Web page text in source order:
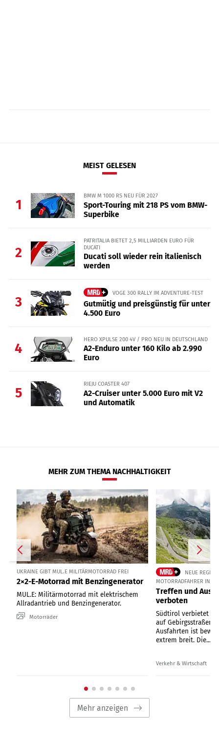
MEIST GELESEN
1
BMW M 1000 RS NEU FÜR 2027
Sport-Touring mit 218 PS vom BMW-
Superbike
2
PATRITALIA BIETET 2,5 MILLIARDEN EURO FÜR
DUCATI
Ducati soll wieder rein italienisch
werden
3
VOGE 300 RALLY IM ADVENTURE-TEST
Gutmütig und preisgünstig für unter
4.500 Euro
4
HERO XPULSE 200 4V / PRO NEU IN DEUTSCHLAND
A2-Enduro unter 160 Kilo ab 2.990
Euro
5
RIEJU COASTER 407
A2-Cruiser unter 5.000 Euro mit V2
und Automatik
MEHR ZUM THEMA NACHHALTIGKEIT
UKRAINE GIBT MUL.E MILITÄRMOTORRAD FREI
2×2-E-Motorrad mit Benzingenerator
MUL.E: Militärmotorrad mit elektrischem
Allradantrieb und Benzingenerator.
Motorräder
NEUE
MOTORRADFAHRER IN
Treffen und
verboten
Südtirol verbietet
auf Gebirgsstraßen.
Ausfahrten ist
extrem breit. Die...
Verkehr & Wirtschaft
Mehr anzeigen